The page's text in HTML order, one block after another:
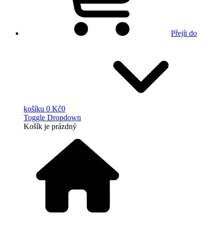
Přejít do
košíku 0 Kč0
Toggle Dropdown
Košík je prázdný